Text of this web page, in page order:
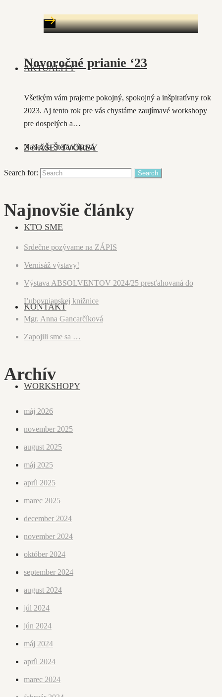
AKTUALITY
Z NAŠEJ TVORBY
KTO SME
KONTAKT
WORKSHOPY
Novoročné prianie ‘23
Všetkým vám prajeme pokojný, spokojný a inšpiratívny rok
2023. Aj tento rok pre vás chystáme zaujímavé workshopy
pre dospelých a…
Nadežda Štefančíková
Search for:
Najnovšie články
Srdečne pozývame na ZÁPIS
Vernisáž výstavy!
Výstava ABSOLVENTOV 2024/25 presťahovaná do
Ľubovnianskej knižnice
Mgr. Anna Gancarčíková
Zapojili sme sa …
Archív
máj 2026
november 2025
august 2025
máj 2025
apríl 2025
marec 2025
december 2024
november 2024
október 2024
september 2024
august 2024
júl 2024
jún 2024
máj 2024
apríl 2024
marec 2024